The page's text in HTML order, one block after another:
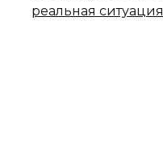
реальная ситуация